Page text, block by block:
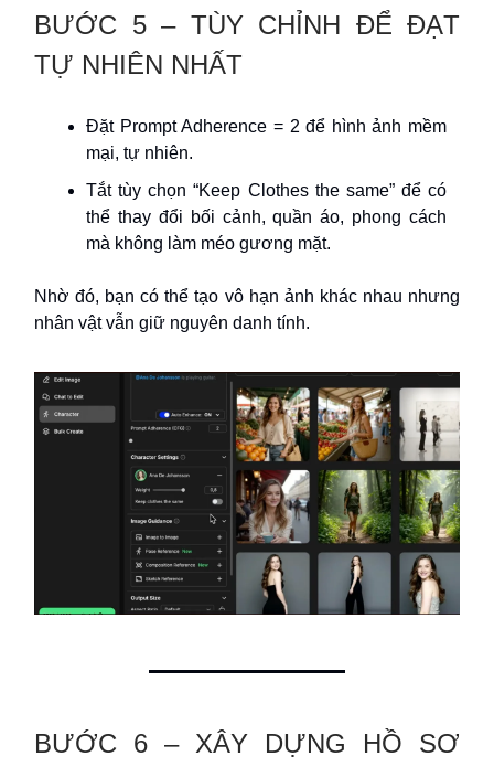
BƯỚC 5 – TÙY CHỈNH ĐỂ ĐẠT
TỰ NHIÊN NHẤT
Đặt Prompt Adherence = 2 để hình ảnh mềm
mại, tự nhiên.
Tắt tùy chọn “Keep Clothes the same” để có
thể thay đổi bối cảnh, quần áo, phong cách
mà không làm méo gương mặt.
Nhờ đó, bạn có thể tạo vô hạn ảnh khác nhau nhưng
nhân vật vẫn giữ nguyên danh tính.
BƯỚC 6 – XÂY DỰNG HỒ SƠ